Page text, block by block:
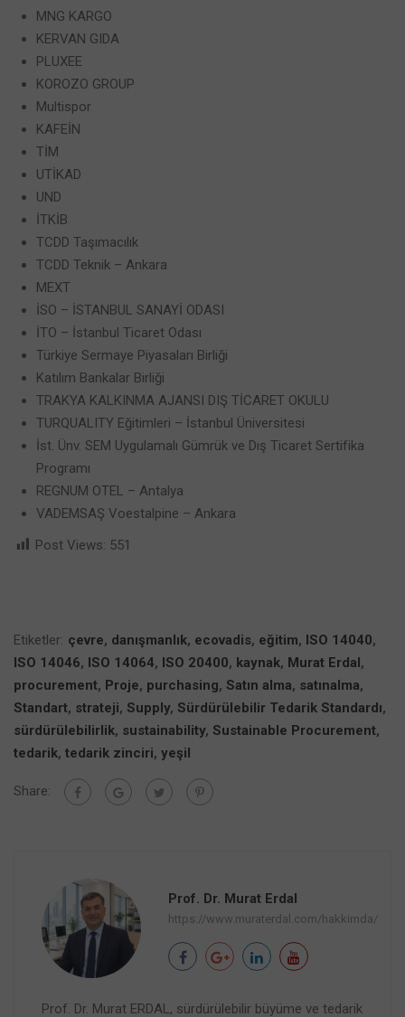
MNG KARGO
KERVAN GIDA
PLUXEE
KOROZO GROUP
Multispor
KAFEİN
TİM
UTİKAD
UND
İTKİB
TCDD Taşımacılık
TCDD Teknik – Ankara
MEXT
İSO – İSTANBUL SANAYİ ODASI
İTO – İstanbul Ticaret Odası
Türkiye Sermaye Piyasaları Birliği
Katılım Bankalar Birliği
TRAKYA KALKINMA AJANSI DIŞ TİCARET OKULU
TURQUALITY Eğitimleri – İstanbul Üniversitesi
İst. Ünv. SEM Uygulamalı Gümrük ve Dış Ticaret Sertifika
Programı
REGNUM OTEL – Antalya
VADEMSAŞ Voestalpine – Ankara
Post Views: 551
Etiketler: çevre, danışmanlık, ecovadis, eğitim, ISO 14040,
ISO 14046, ISO 14064, ISO 20400, kaynak, Murat Erdal,
procurement, Proje, purchasing, Satın alma, satınalma,
Standart, strateji, Supply, Sürdürülebilir Tedarik Standardı,
sürdürülebilirlik, sustainability, Sustainable Procurement,
tedarik, tedarik zinciri, yeşil
Share:
Prof. Dr. Murat Erdal
https://www.muraterdal.com/hakkimda/
Prof. Dr. Murat ERDAL, sürdürülebilir büyüme ve tedarik